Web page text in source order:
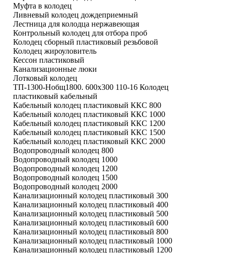
Муфта в колодец
Ливневый колодец дождеприемный
Лестница для колодца нержавеющая
Контрольный колодец для отбора проб
Колодец сборный пластиковый резьбовой
Колодец жироуловитель
Кессон пластиковый
Канализационные люки
Лотковый колодец
ТП-1300-Hобщ1800. 600х300 110-16 Колодец
пластиковый кабельный
Кабельный колодец пластиковый ККС 800
Кабельный колодец пластиковый ККС 1000
Кабельный колодец пластиковый ККС 1200
Кабельный колодец пластиковый ККС 1500
Кабельный колодец пластиковый ККС 2000
Водопроводный колодец 800
Водопроводный колодец 1000
Водопроводный колодец 1200
Водопроводный колодец 1500
Водопроводный колодец 2000
Канализационный колодец пластиковый 300
Канализационный колодец пластиковый 400
Канализационный колодец пластиковый 500
Канализационный колодец пластиковый 600
Канализационный колодец пластиковый 800
Канализационный колодец пластиковый 1000
Канализационный колодец пластиковый 1200